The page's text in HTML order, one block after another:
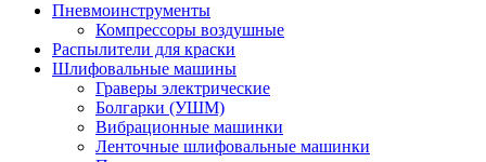
Пневмоинструменты
Компрессоры воздушные
Распылители для краски
Шлифовальные машины
Граверы электрические
Болгарки (УШМ)
Вибрационные машинки
Ленточные шлифовальные машинки